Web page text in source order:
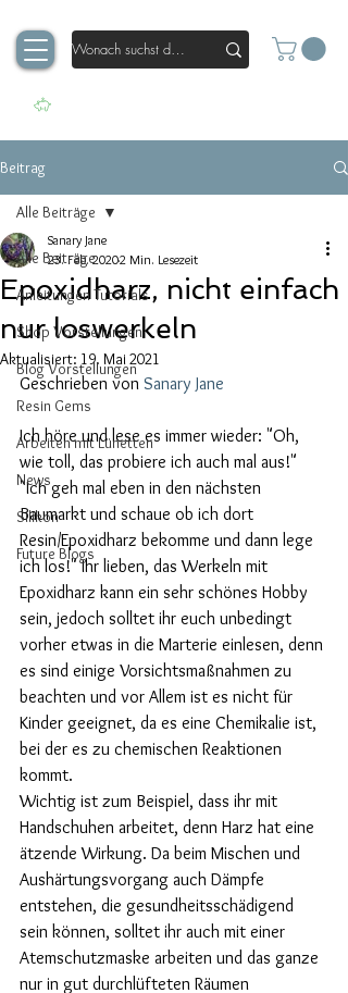
Beitrag
Alle Beiträge
Anleitungen Tutorials
Shop Vorstellungen
Blog Vorstellungen
Resin Gems
Arbeiten mit Lünetten
News
Silikon
Future Blogs
Alle Beiträge
Epoxidharz, nicht einfach
nur loswerkeln
Sanary Jane
23. Feb. 20202 Min. Lesezeit
Aktualisiert: 19. Mai 2021
Geschrieben von Sanary Jane
Ich höre und lese es immer wieder: "Oh,
wie toll, das probiere ich auch mal aus!"
"Ich geh mal eben in den nächsten
Baumarkt und schaue ob ich dort
Resin/Epoxidharz bekomme und dann lege
ich los!" Ihr lieben, das Werkeln mit
Epoxidharz kann ein sehr schönes Hobby
sein, jedoch solltet ihr euch unbedingt
vorher etwas in die Marterie einlesen, denn
es sind einige Vorsichtsmaßnahmen zu
beachten und vor Allem ist es nicht für
Kinder geeignet, da es eine Chemikalie ist,
bei der es zu chemischen Reaktionen
kommt.
Wichtig ist zum Beispiel, dass ihr mit
Handschuhen arbeitet, denn Harz hat eine
ätzende Wirkung. Da beim Mischen und
Aushärtungsvorgang auch Dämpfe
entstehen, die gesundheitsschädigend
sein können, solltet ihr auch mit einer
Atemschutzmaske arbeiten und das ganze
nur in gut durchlüfteten Räumen